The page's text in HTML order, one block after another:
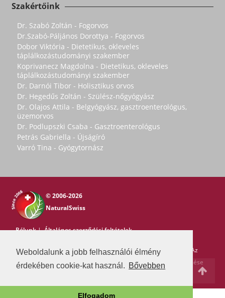
Weboldalunk a jobb felhasználói élmény
érdekében cookie-kat használ. Bővebben
Elfogadom
Szakértőink
Dr. Szabó Zoltán - Fogorvos
Dr.Szabó-Páljános Dorottya - Fogorvos
Dobor Viktória - Dietetikus, okleveles
táplálkozástudományi szakember
Koprivanecz Magdolna - Dietetikus, okleveles
táplálkozástudományi szakember
Dr. Darnói Tibor - Holisztikus orvos
Dr. Hegedűs Zoltán - Szülész-nőgyógyász
Dr. Olajos Attila - Belgyógyász, gasztroenterológus,
üzemorvos
Dr. Podlupszki Csaba - Gasztroenterológus
Petrás Gabriella - Újságíró
Varró Tina - Gyógytornász
© 2006-2026
NaturalSwiss
Rólunk|Általános szerződési feltételek
Copyright © 2006-2026 NaturalSwissMinden jog fenntartva. Az
oldal tartalma nem másolható a Natural Swiss írásos beleegyezése